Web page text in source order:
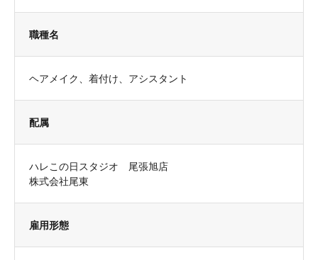
職種名
ヘアメイク、着付け、アシスタント
配属
ハレこの日スタジオ 尾張旭店
株式会社尾東
雇用形態